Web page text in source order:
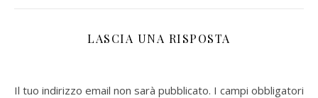
LASCIA UNA RISPOSTA
Il tuo indirizzo email non sarà pubblicato. I campi obbligatori